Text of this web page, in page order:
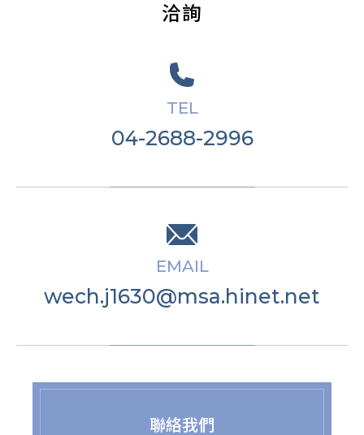
洽詢
TEL
04-2688-2996
EMAIL
wech.j1630@msa.hinet.net
聯絡我們